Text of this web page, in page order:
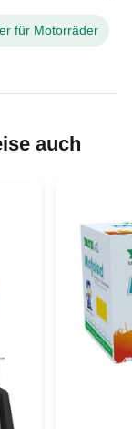
für Motorräder
auch